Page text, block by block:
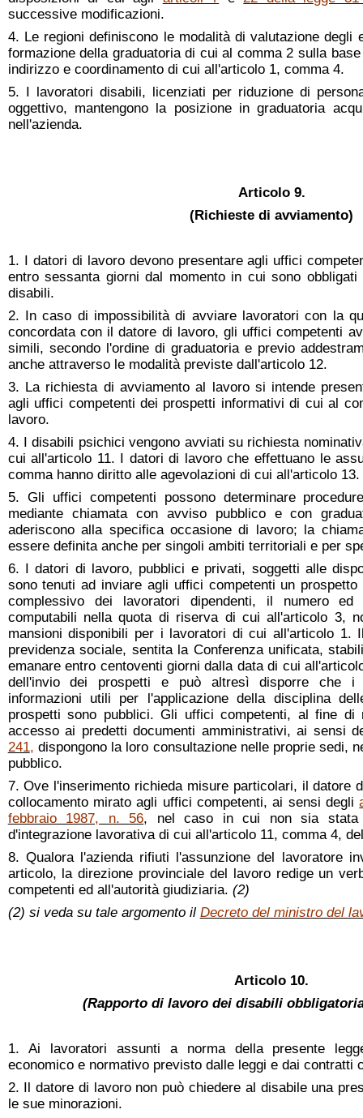
successive modificazioni.
4. Le regioni definiscono le modalità di valutazione degli
formazione della graduatoria di cui al comma 2 sulla
indirizzo e coordinamento di cui all'articolo 1, comma 4.
5. I lavoratori disabili, licenziati per riduzione di
oggettivo, mantengono la posizione in graduatoria
nell'azienda.
Articolo 9.
(Richieste di avviamento)
1. I datori di lavoro devono presentare agli uffici
entro sessanta giorni dal momento in cui sono
disabili.
2. In caso di impossibilità di avviare lavoratori con la
concordata con il datore di lavoro, gli uffici competenti
simili, secondo l'ordine di graduatoria e previo
anche attraverso le modalità previste dall'articolo 12.
3. La richiesta di avviamento al lavoro si intende
agli uffici competenti dei prospetti informativi di cui al
lavoro.
4. I disabili psichici vengono avviati su richiesta
cui all'articolo 11. I datori di lavoro che effettuano le
comma hanno diritto alle agevolazioni di cui all'articolo 13.
5. Gli uffici competenti possono determinare
mediante chiamata con avviso pubblico e con
aderiscono alla specifica occasione di lavoro; la
essere definita anche per singoli ambiti territoriali e per
6. I datori di lavoro, pubblici e privati, soggetti alle
sono tenuti ad inviare agli uffici competenti un
complessivo dei lavoratori dipendenti, il numero
computabili nella quota di riserva di cui all'articolo 3,
mansioni disponibili per i lavoratori di cui all'articolo 1.
previdenza sociale, sentita la Conferenza unificata,
emanare entro centoventi giorni dalla data di cui
dell'invio dei prospetti e può altresì disporre che i
informazioni utili per l'applicazione della disciplina
prospetti sono pubblici. Gli uffici competenti, al fine
accesso ai predetti documenti amministrativi, ai sensi
241, dispongono la loro consultazione nelle proprie sedi,
pubblico.
7. Ove l'inserimento richieda misure particolari, il datore
collocamento mirato agli uffici competenti, ai sensi degli
febbraio 1987, n. 56, nel caso in cui non sia stata
d'integrazione lavorativa di cui all'articolo 11, comma 4,
8. Qualora l'azienda rifiuti l'assunzione del lavoratore
articolo, la direzione provinciale del lavoro redige un
competenti ed all'autorità giudiziaria. (2)
(2) si veda su tale argomento il Decreto del ministro del
Articolo 10.
(Rapporto di lavoro dei disabili
1. Ai lavoratori assunti a norma della presente
economico e normativo previsto dalle leggi e dai contratti
2. Il datore di lavoro non può chiedere al disabile una
le sue minorazioni.